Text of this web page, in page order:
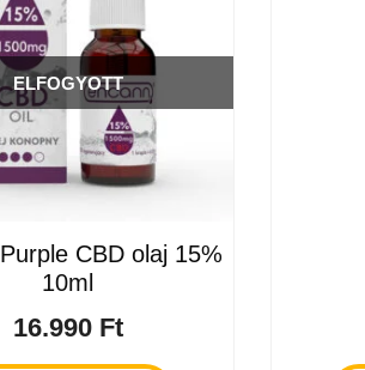
ELFOGYOTT
CBD olaj 15%
10ml
16.990 Ft